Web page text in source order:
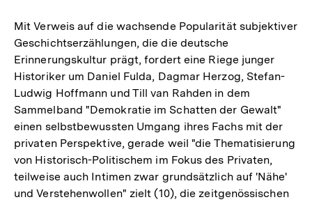
Mit Verweis auf die wachsende Popularität subjektiver
Geschichtserzählungen, die die deutsche
Erinnerungskultur prägt, fordert eine Riege junger
Historiker um Daniel Fulda, Dagmar Herzog, Stefan-
Ludwig Hoffmann und Till van Rahden in dem
Sammelband "Demokratie im Schatten der Gewalt"
einen selbstbewussten Umgang ihres Fachs mit der
privaten Perspektive, gerade weil "die Thematisierung
von Historisch-Politischem im Fokus des Privaten,
teilweise auch Intimen zwar grundsätzlich auf 'Nähe'
und Verstehenwollen" zielt (10), die zeitgenössischen